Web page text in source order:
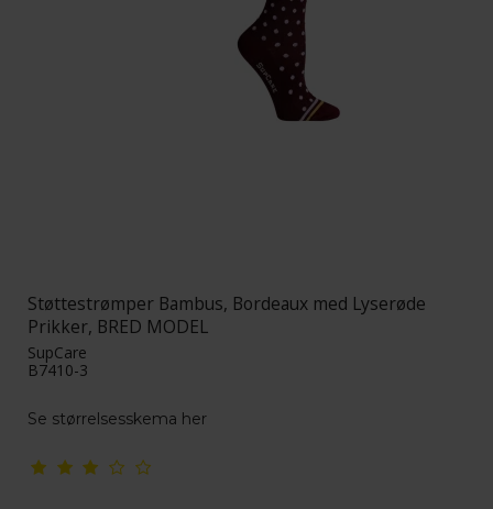
Støttestrømper Bambus, Bordeaux med Lyserøde
Prikker, BRED MODEL
SupCare
B7410-3
Se størrelsesskema her